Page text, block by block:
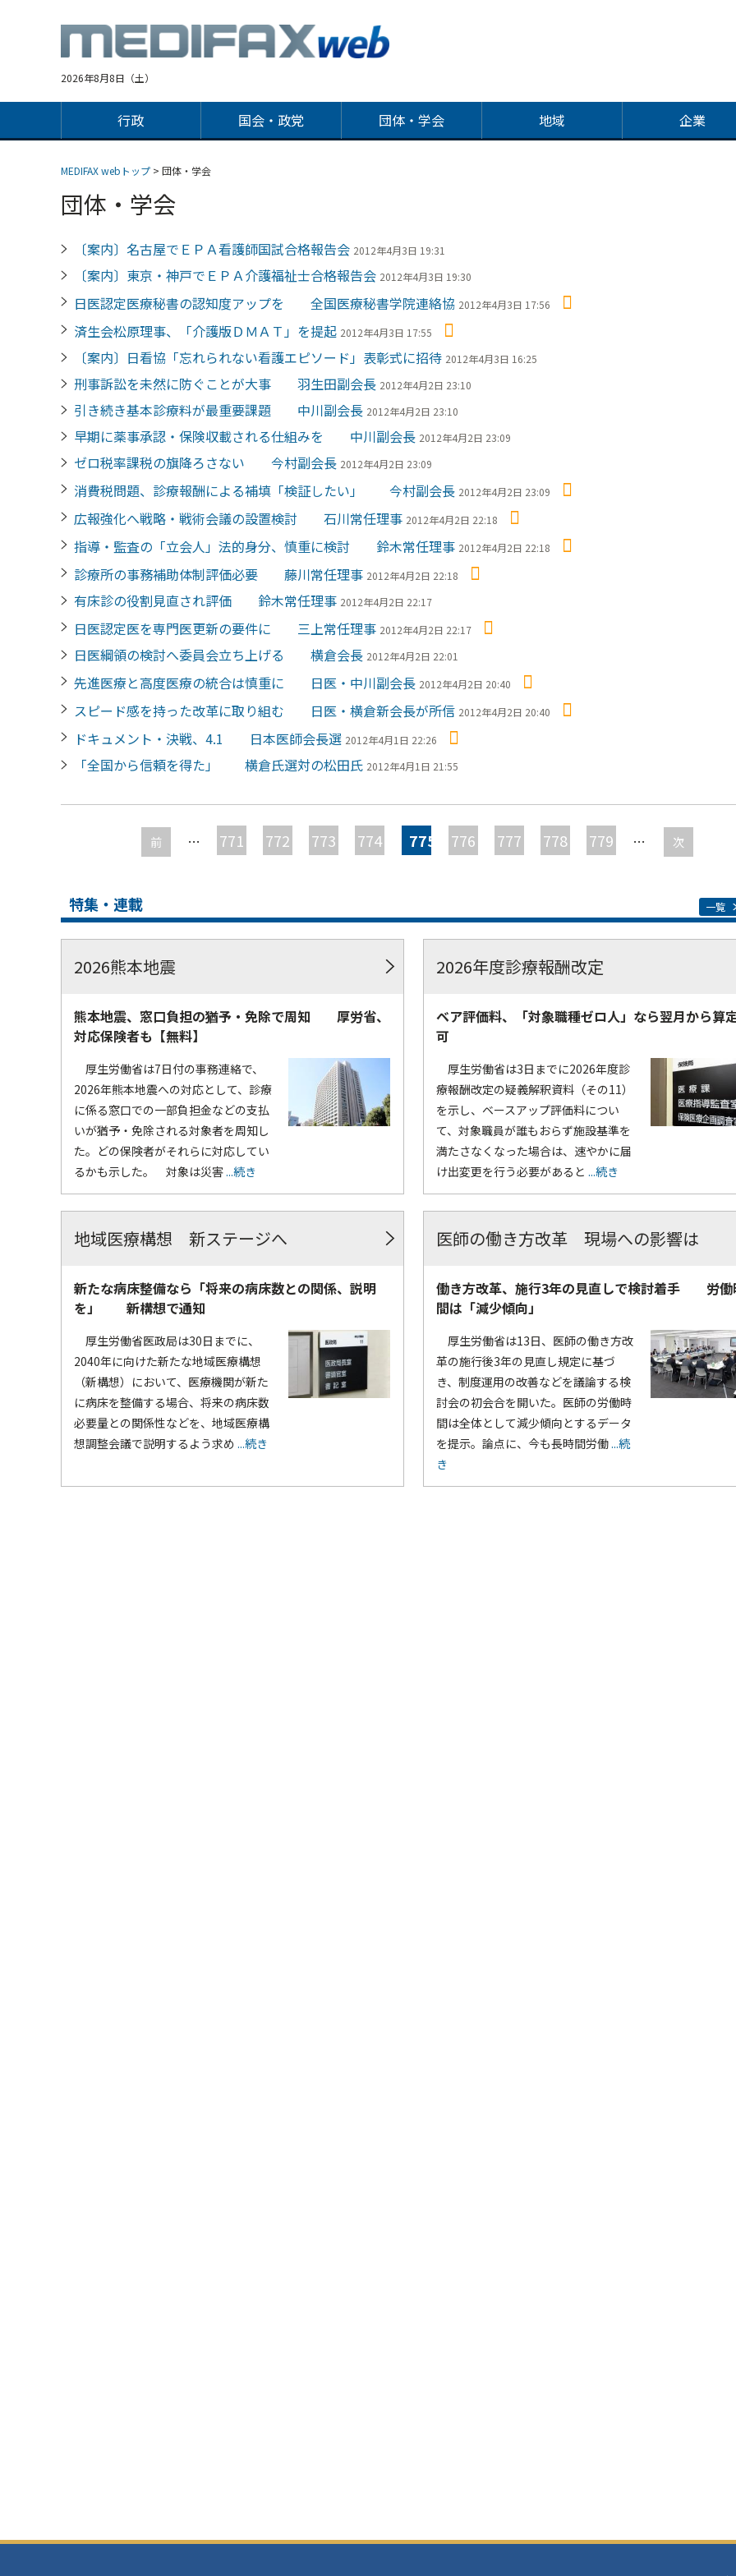
2026年8月8日（土）
行政 国会・政党 団体・学会 地域 企業
MEDIFAX webトップ > 団体・学会
団体・学会
〔案内〕名古屋でＥＰＡ看護師国試合格報告会 2012年4月3日 19:31
〔案内〕東京・神戸でＥＰＡ介護福祉士合格報告会 2012年4月3日 19:30
日医認定医療秘書の認知度アップを 全国医療秘書学院連絡協 2012年4月3日 17:56
済生会松原理事、「介護版ＤＭＡＴ」を提起 2012年4月3日 17:55
〔案内〕日看協「忘れられない看護エピソード」表彰式に招待 2012年4月3日 16:25
刑事訴訟を未然に防ぐことが大事 羽生田副会長 2012年4月2日 23:10
引き続き基本診療料が最重要課題 中川副会長 2012年4月2日 23:10
早期に薬事承認・保険収載される仕組みを 中川副会長 2012年4月2日 23:09
ゼロ税率課税の旗降ろさない 今村副会長 2012年4月2日 23:09
消費税問題、診療報酬による補填「検証したい」 今村副会長 2012年4月2日 23:09
広報強化へ戦略・戦術会議の設置検討 石川常任理事 2012年4月2日 22:18
指導・監査の「立会人」法的身分、慎重に検討 鈴木常任理事 2012年4月2日 22:18
診療所の事務補助体制評価必要 藤川常任理事 2012年4月2日 22:18
有床診の役割見直され評価 鈴木常任理事 2012年4月2日 22:17
日医認定医を専門医更新の要件に 三上常任理事 2012年4月2日 22:17
日医綱領の検討へ委員会立ち上げる 横倉会長 2012年4月2日 22:01
先進医療と高度医療の統合は慎重に 日医・中川副会長 2012年4月2日 20:40
スピード感を持った改革に取り組む 日医・横倉新会長が所信 2012年4月2日 20:40
ドキュメント・決戦、4.1 日本医師会長選 2012年4月1日 22:26
「全国から信頼を得た」 横倉氏選対の松田氏 2012年4月1日 21:55
ペ
前 … 771 772 773 774 775 776 777 778 779 … 次
特集・連載 一覧
2026熊本地震
熊本地震、窓口負担の猶予・免除で周知 厚労省、
対応保険者も【無料】
厚生労働省は7日付の事務連絡で、
2026年熊本地震への対応として、診療
に係る窓口での一部負担金などの支払
いが猶予・免除される対象者を周知し
た。どの保険者がそれらに対応してい
るかも示した。 対象は災害...続き
2026年度診療報酬改定
ベア評価料、「対象職種ゼロ人」なら翌月から算
可
厚生労働省は3日までに2026年度診
療報酬改定の疑義解釈資料（その11）
を示し、ベースアップ評価料につい
て、対象職員が誰もおらず施設基準を
満たさなくなった場合は、速やかに届
け出変更を行う必要があると ...続き
地域医療構想 新ステージへ
新たな病床整備なら「将来の病床数との関係、説明
を」 新構想で通知
厚生労働省医政局は30日までに、
2040年に向けた新たな地域医療構想
（新構想）において、医療機関が新た
に病床を整備する場合、将来の病床数
必要量との関係性などを、地域医療構
想調整会議で説明するよう求め ...続き
医師の働き方改革 現場への影響は
働き方改革、施行3年の見直しで検討着手 労働
間は「減少傾向」
厚生労働省は13日、医師の働き方改
革の施行後3年の見直し規定に基づ
き、制度運用の改善などを議論する検
討会の初会合を開いた。医師の労働時
間は全体として減少傾向とするデータ
を提示。論点に、今も長時間労働...続
き